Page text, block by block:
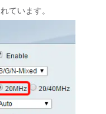
ています。